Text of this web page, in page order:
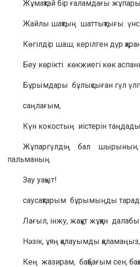
Жұмақтай бір ғаламдағы
Жайлы шақтың шаттықтығы
Көгілдір шаш, керілген дүр
Беу көрікті көкжиегі көк
Бұрымдары бұлықсыған гүл
саңлағым,
Күн кокостың иістерін
Жұпаргүлдің бал
пальманың.
Зау уақыт!
саусақтарым бұрымыңды
Лағыл, інжу, жақұт жұққан
Нәзік, ұяң қалауымды
Кең жазирам, бақбағым сен,